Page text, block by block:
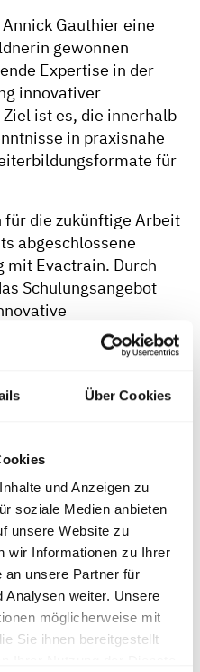
Über Cookies
und Anzeigen zu
soziale Medien anbieten
unsere Website zu
wir Informationen zu Ihrer
an unsere Partner für
Analysen weiter. Unsere
möglicherweise mit
Sie ihnen bereitgestellt
Gauthier eine
gewonnen
Expertise in der
innovativer
ist es, die innerhalb
in praxisnahe
für
für die zukünftige Arbeit
abgeschlossene
mit Evactrain. Durch
Schulungsangebot
Ergebnisse aus der
wissenschaftliche
einfließen und
Entwicklungen
zweitägige
September 2025, die
Hilfeleistung bei
Referats 6 Fahrzeuge